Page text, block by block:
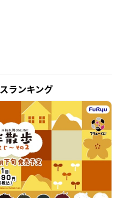
ランキング